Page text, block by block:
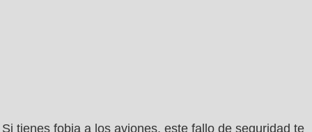
Si tienes fobia a los aviones, este fallo de seguridad te